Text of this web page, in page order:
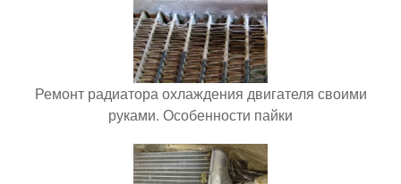
Ремонт радиатора охлаждения двигателя своими
руками. Особенности пайки